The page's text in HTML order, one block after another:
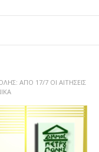
ΑΠΟ 17/7 ΟΙ ΑΙΤΗΣΕΙΣ